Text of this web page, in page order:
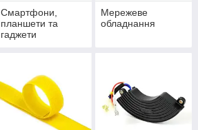
Смартфони,
планшети та
гаджети
Мережеве
обладнання